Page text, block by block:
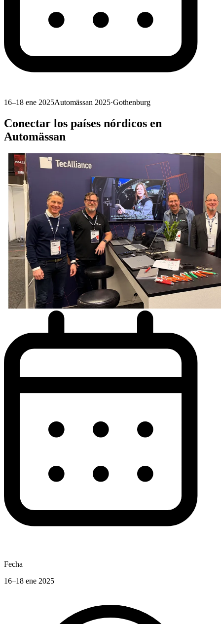
16–18 ene 2025Automässan 2025·Gothenburg
Conectar los países nórdicos en
Automässan
Fecha
16–18 ene 2025